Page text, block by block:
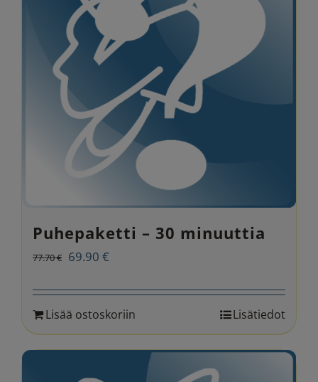
Puhepaketti – 30 minuuttia
77.70€ Alkuperäinen
77.70 €.
69.90 €
on:
69.90 €.
Lisää ostoskoriin Lisätiedot